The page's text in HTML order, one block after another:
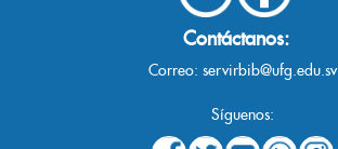
Contáctanos:
Correo: servirbib@ufg.edu.sv
Síguenos: